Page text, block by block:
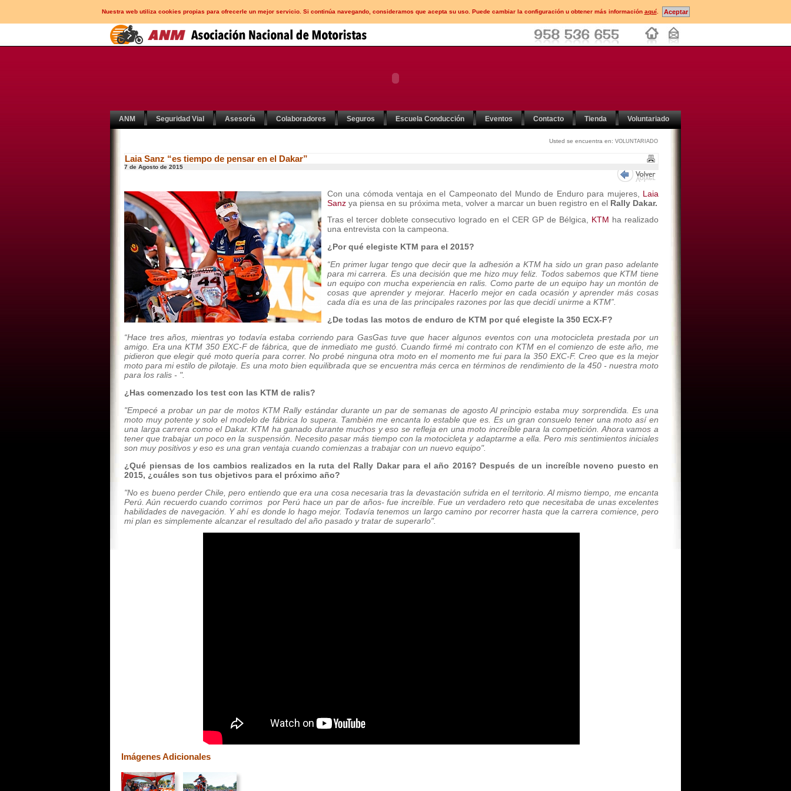
Nuestra web utiliza cookies propias para ofrecerle un mejor servicio. Si continúa navegando, consideramos que acepta su uso. Puede cambiar la configuración u obtener más información aquí.
ANM Seguridad Vial Asesoría Colaboradores Seguros Escuela Conducción Eventos Contacto Tienda Voluntariado
Usted se encuentra en: VOLUNTARIADO
Laia Sanz “es tiempo de pensar en el Dakar”
7 de Agosto de 2015
Con una cómoda ventaja en el Campeonato del Mundo de Enduro para mujeres,
Laia
Sanz ya piensa en su próxima meta, volver a marcar un buen registro en el Rally Dakar.
Tras el tercer doblete consecutivo logrado en el CER GP de Bélgica, KTM ha realizado
una entrevista con la campeona.
¿Por qué elegiste KTM para el 2015?
“En primer lugar tengo que decir que la adhesión a KTM ha sido un gran paso adelante
para mi carrera. Es una decisión que me hizo muy feliz. Todos sabemos que KTM tiene
un equipo con mucha experiencia en ralis. Como parte de un equipo hay un montón de
cosas que aprender y mejorar. Hacerlo mejor en cada ocasión y aprender más cosas
cada día es una de las principales razones por las que decidí unirme a KTM”.
¿De todas las motos de enduro de KTM por qué elegiste la 350 ECX-F?
“Hace tres años, mientras yo todavía estaba corriendo para GasGas tuve que hacer algunos eventos con una motocicleta prestada por un
amigo. Era una KTM 350 EXC-F de fábrica, que de inmediato me gustó. Cuando firmé mi contrato con KTM en el comienzo de este año, me
pidieron que elegir qué moto quería para correr. No probé ninguna otra moto en el momento me fui para la 350 EXC-F. Creo que es la mejor
moto para mi estilo de pilotaje. Es una moto bien equilibrada que se encuentra más cerca en términos de rendimiento de la 450 - nuestra moto
para los ralis - ".
¿Has comenzado los test con las KTM de ralis?
"Empecé a probar un par de motos KTM Rally estándar durante un par de semanas de agosto Al principio estaba muy sorprendida. Es una
moto muy potente y solo el modelo de fábrica lo supera. También me encanta lo estable que es. Es un gran consuelo tener una moto así en
una larga carrera como el Dakar. KTM ha ganado durante muchos y eso se refleja en una moto increíble para la competición. Ahora vamos a
tener que trabajar un poco en la suspensión. Necesito pasar más tiempo con la motocicleta y adaptarme a ella. Pero mis sentimientos iniciales
son muy positivos y eso es una gran ventaja cuando comienzas a trabajar con un nuevo equipo".
¿Qué piensas de los cambios realizados en la ruta del Rally Dakar para el año 2016? Después de un increíble noveno puesto en
2015, ¿cuáles son tus objetivos para el próximo año?
"No es bueno perder Chile, pero entiendo que era una cosa necesaria tras la devastación sufrida en el territorio. Al mismo tiempo, me encanta
Perú. Aún recuerdo cuando corrimos por Perú hace un par de años- fue increíble. Fue un verdadero reto que necesitaba de unas excelentes
habilidades de navegación. Y ahí es donde lo hago mejor. Todavía tenemos un largo camino por recorrer hasta que la carrera comience, pero
mi plan es simplemente alcanzar el resultado del año pasado y tratar de superarlo".
Imágenes Adicionales